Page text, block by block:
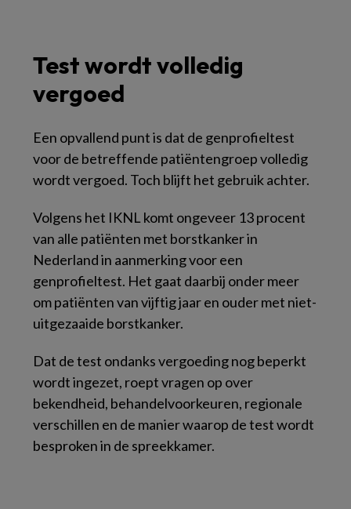
Test wordt volledig
vergoed
Een opvallend punt is dat de genprofieltest
voor de betreffende patiëntengroep volledig
wordt vergoed. Toch blijft het gebruik achter.
Volgens het IKNL komt ongeveer 13 procent
van alle patiënten met borstkanker in
Nederland in aanmerking voor een
genprofieltest. Het gaat daarbij onder meer
om patiënten van vijftig jaar en ouder met niet-
uitgezaaide borstkanker.
Dat de test ondanks vergoeding nog beperkt
wordt ingezet, roept vragen op over
bekendheid, behandelvoorkeuren, regionale
verschillen en de manier waarop de test wordt
besproken in de spreekkamer.